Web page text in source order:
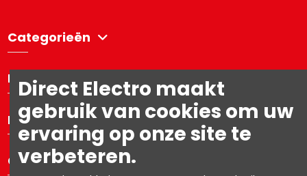
Categorieën
Directelectro
Mijn account
Contacteer ons
Direct Electro maakt
gebruik van cookies om uw
ervaring op onze site te
verbeteren.